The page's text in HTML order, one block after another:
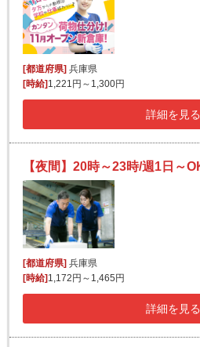
[都道府県]兵庫県
[時給]1,221円～1,300円
詳細を見る
[都道府県] 兵庫県
[時給] 1,172円～1,465円
詳細を見る